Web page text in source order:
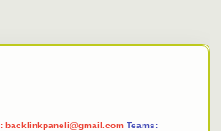
backlinkpaneli@gmail.com Teams: